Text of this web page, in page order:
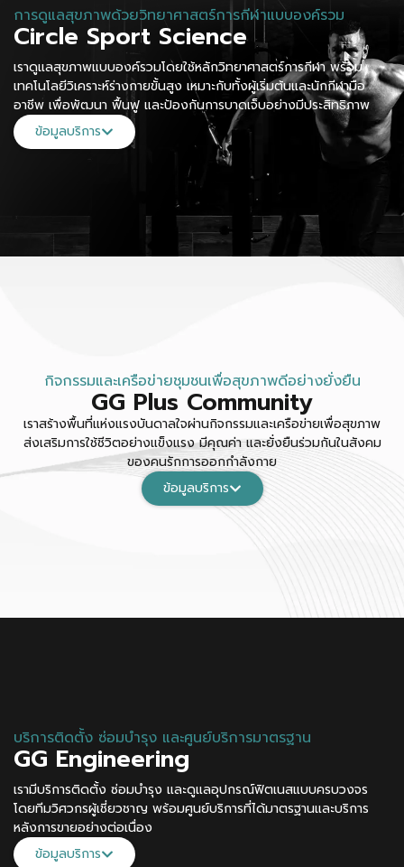
การดูแลสุขภาพด้วยวิทยาศาสตร์การกีฬาแบบองค์รวม
Circle Sport Science
เราดูแลสุขภาพแบบองค์รวมโดยใช้หลักวิทยาศาสตร์การกีฬา พร้อม
เทคโนโลยีวิเคราะห์ร่างกายขั้นสูง เหมาะกับทั้งผู้เริ่มต้นและนักกีฬามือ
อาชีพ เพื่อพัฒนา ฟื้นฟู และป้องกันการบาดเจ็บอย่างมีประสิทธิภาพ
ข้อมูลบริการ
กิจกรรมและเครือข่ายชุมชนเพื่อสุขภาพดีอย่างยั่งยืน
GG Plus Community
เราสร้างพื้นที่แห่งแรงบันดาลใจผ่านกิจกรรมและเครือข่ายเพื่อสุขภาพ
ส่งเสริมการใช้ชีวิตอย่างแข็งแรง มีคุณค่า และยั่งยืนร่วมกันในสังคม
ของคนรักการออกกำลังกาย
ข้อมูลบริการ
บริการติดตั้ง ซ่อมบำรุง และศูนย์บริการมาตรฐาน
GG Engineering
เรามีบริการติดตั้ง ซ่อมบำรุง และดูแลอุปกรณ์ฟิตเนสแบบครบวงจร
โดยทีมวิศวกรผู้เชี่ยวชาญ พร้อมศูนย์บริการที่ได้มาตรฐานและบริการ
หลังการขายอย่างต่อเนื่อง
ข้อมูลบริการ